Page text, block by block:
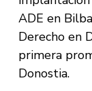
ADE en
Derecho en
primera
Donostia.